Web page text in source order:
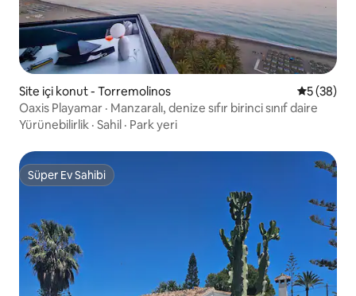
Site içi konut - Torremolinos 55 (38)
Oaxis Playamar · Manzaralı, denize sıfır birinci sınıf daire
Yürünebilirlik · Sahil · Park yeri
Süper Ev Sahibi
Süper Ev Sahibi